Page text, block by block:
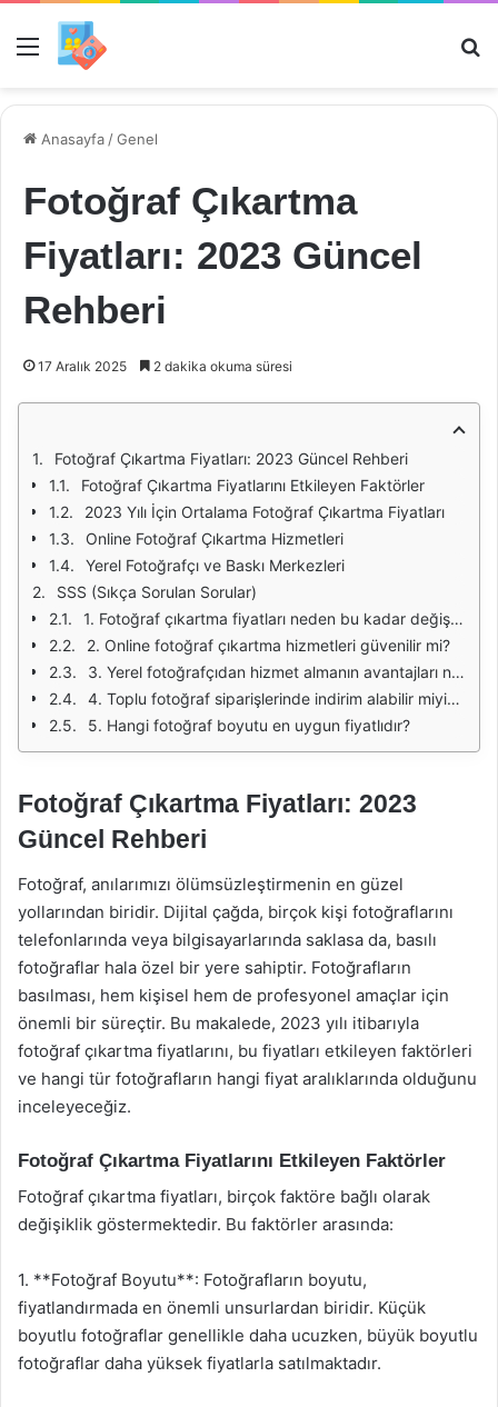
Menü
Anasayfa /Genel
Fotoğraf Çıkartma
Fiyatları: 2023 Güncel
Rehberi
17 Aralık 2025 2 dakika okuma süresi
Fotoğraf Çıkartma Fiyatları: 2023 Güncel Rehberi
Fotoğraf Çıkartma Fiyatlarını Etkileyen Faktörler
2023 Yılı İçin Ortalama Fotoğraf Çıkartma Fiyatları
Online Fotoğraf Çıkartma Hizmetleri
Yerel Fotoğrafçı ve Baskı Merkezleri
SSS (Sıkça Sorulan Sorular)
1. Fotoğraf çıkartma fiyatları neden bu kadar değişkenlik gösteriyor?
2. Online fotoğraf çıkartma hizmetleri güvenilir mi?
3. Yerel fotoğrafçıdan hizmet almanın avantajları nelerdir?
4. Toplu fotoğraf siparişlerinde indirim alabilir miyim?
5. Hangi fotoğraf boyutu en uygun fiyatlıdır?
Fotoğraf Çıkartma Fiyatları: 2023
Güncel Rehberi
Fotoğraf, anılarımızı ölümsüzleştirmenin en güzel
yollarından biridir. Dijital çağda, birçok kişi fotoğraflarını
telefonlarında veya bilgisayarlarında saklasa da, basılı
fotoğraflar hala özel bir yere sahiptir. Fotoğrafların
basılması, hem kişisel hem de profesyonel amaçlar için
önemli bir süreçtir. Bu makalede, 2023 yılı itibarıyla
fotoğraf çıkartma fiyatlarını, bu fiyatları etkileyen faktörleri
ve hangi tür fotoğrafların hangi fiyat aralıklarında olduğunu
inceleyeceğiz.
Fotoğraf Çıkartma Fiyatlarını Etkileyen Faktörler
Fotoğraf çıkartma fiyatları, birçok faktöre bağlı olarak
değişiklik göstermektedir. Bu faktörler arasında:
1. **Fotoğraf Boyutu**: Fotoğrafların boyutu,
fiyatlandırmada en önemli unsurlardan biridir. Küçük
boyutlu fotoğraflar genellikle daha ucuzken, büyük boyutlu
fotoğraflar daha yüksek fiyatlarla satılmaktadır.